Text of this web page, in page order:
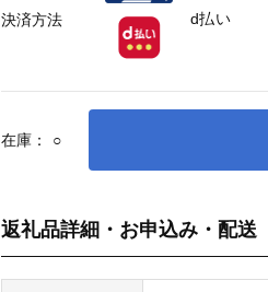
在庫： ○
返礼品詳細・お申込み・配送
決済方法 d払い